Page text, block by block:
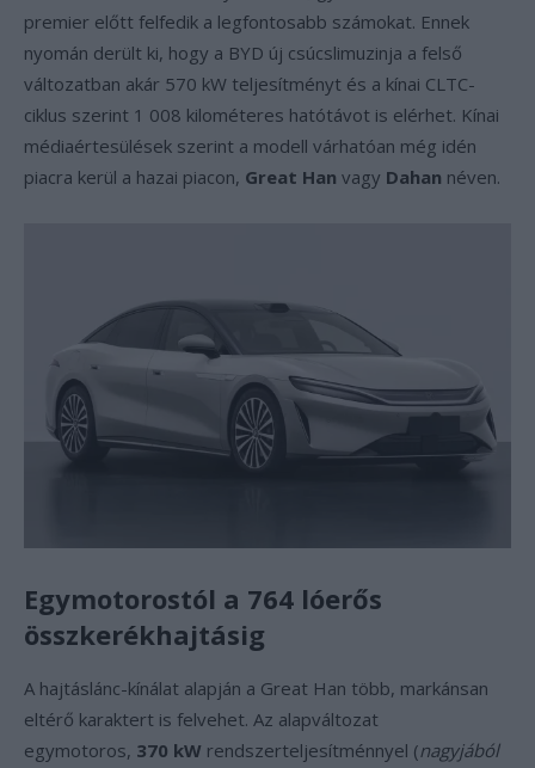
premier előtt felfedik a legfontosabb számokat. Ennek
nyomán derült ki, hogy a BYD új csúcslimuzinja a felső
változatban akár 570 kW teljesítményt és a kínai CLTC-
ciklus szerint 1 008 kilométeres hatótávot is elérhet. Kínai
médiaértesülések szerint a modell várhatóan még idén
piacra kerül a hazai piacon, Great Han vagy Dahan néven.
Egymotorostól a 764 lóerős
összkerékhajtásig
A hajtáslánc-kínálat alapján a Great Han több, markánsan
eltérő karaktert is felvehet. Az alapváltozat
egymotoros, 370 kW rendszerteljesítménnyel (nagyjából